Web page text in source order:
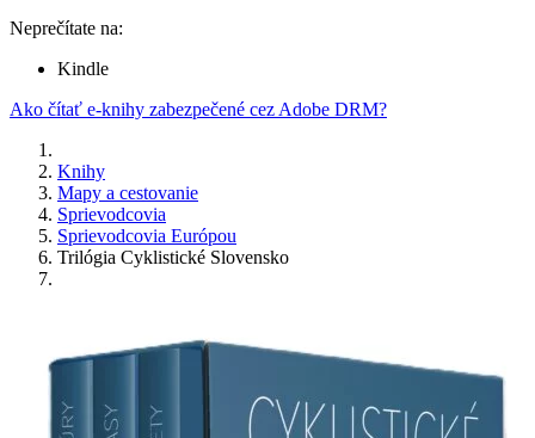
Neprečítate na:
Kindle
Ako čítať e-knihy zabezpečené cez Adobe DRM?
Knihy
Mapy a cestovanie
Sprievodcovia
Sprievodcovia Európou
Trilógia Cyklistické Slovensko